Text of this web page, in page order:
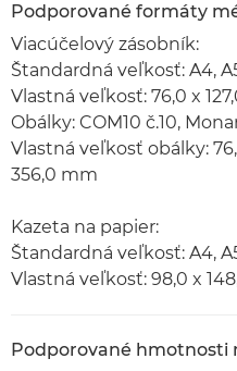
Podporované formáty
Viacúčelový zásobník:
Štandardná veľkosť: A4,
Vlastná veľkosť: 76,0 x
Obálky: COM10 č.10,
Vlastná veľkosť obálky:
356,0 mm
Kazeta na papier:
Štandardná veľkosť: A4,
Vlastná veľkosť: 98,0 x
Podporované hmotnosti